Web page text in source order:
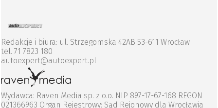
Redakcje i biura: ul. Strzegomska 42AB 53-611 Wrocław
tel. 71 7823 180
autoexpert@autoexpert.pl
Wydawca: Raven Media sp. z o.o. NIP 897-17-67-168 REGON
021366963 Organ Rejestrowy: Sąd Rejonowy dla Wrocławia